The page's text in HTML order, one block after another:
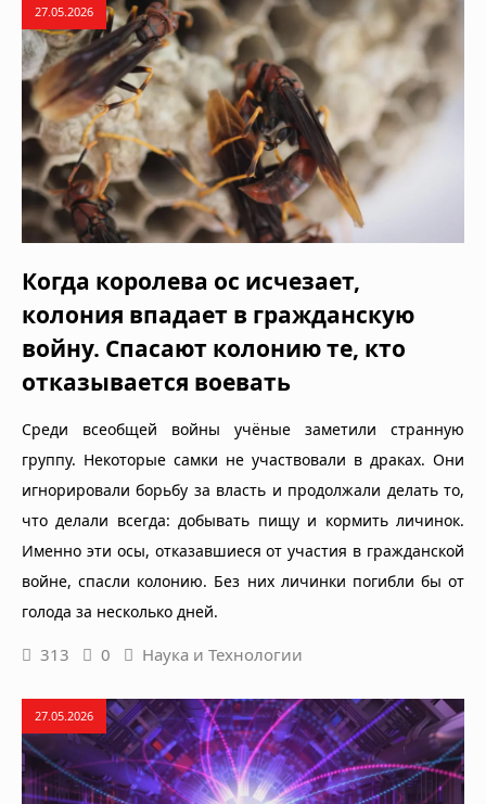
27.05.2026
Когда королева ос исчезает,
колония впадает в гражданскую
войну. Спасают колонию те, кто
отказывается воевать
Среди всеобщей войны учёные заметили странную
группу. Некоторые самки не участвовали в драках. Они
игнорировали борьбу за власть и продолжали делать то,
что делали всегда: добывать пищу и кормить личинок.
Именно эти осы, отказавшиеся от участия в гражданской
войне, спасли колонию. Без них личинки погибли бы от
голода за несколько дней.
313 0 Наука и Технологии
27.05.2026